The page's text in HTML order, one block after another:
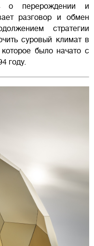
о перерождении и
разговор и обмен
стратегии
суровый климат в
было начато с
году.